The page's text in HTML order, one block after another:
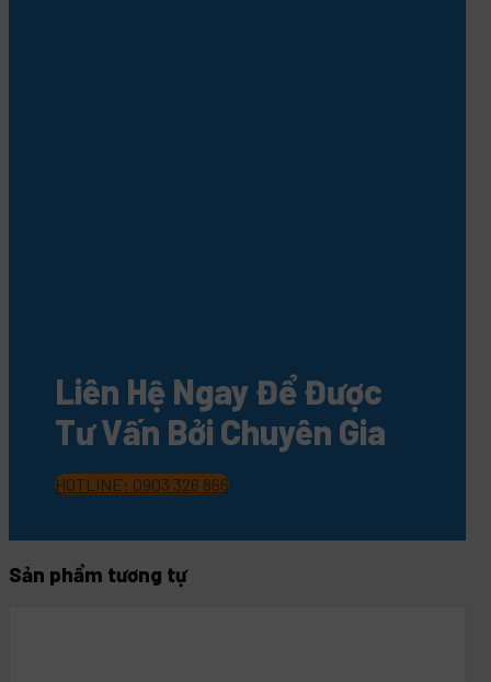
Liên Hệ Ngay Để Được
Tư Vấn Bởi Chuyên Gia
HOTLINE: 0903 326 866
Sản phẩm tương tự